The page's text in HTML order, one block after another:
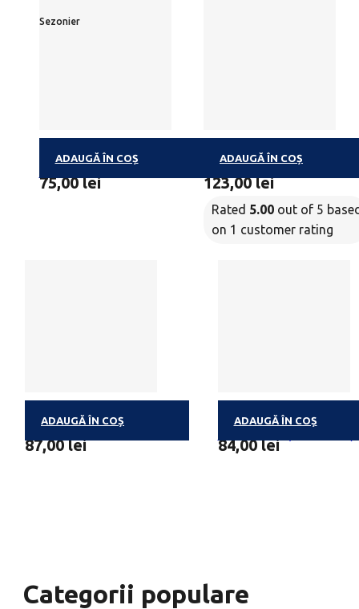
Sezonier
ADAUGĂ ÎN COȘ
75,00lei
ADAUGĂ ÎN COȘ
123,00lei
Rated 5.00 out of 5
on 1 customer rating
ADAUGĂ ÎN COȘ
87,00lei
ADAUGĂ ÎN COȘ
84,00lei
Categorii populare